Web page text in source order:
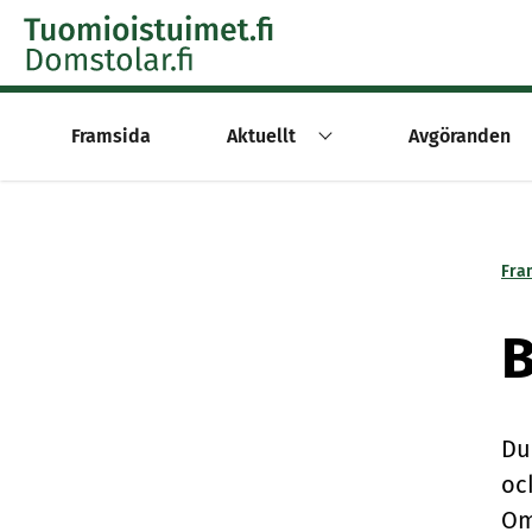
Skip to content -saavutettavuusohje
Framsida Aktuellt Avgöranden